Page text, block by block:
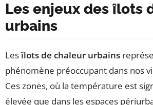
Les enjeux des îlots
urbains
Lesîlots de chaleur urbains
phénomène préoccupant dans nos
Ces zones, où la température est
élevée que dans les espaces